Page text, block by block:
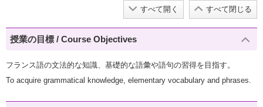
すべて開く すべて閉じる
授業の目標 / Course Objectives
フランス語の文法的な知識、基礎的な語彙や語句の習得を目指す。
To acquire grammatical knowledge, elementary vocabulary and phrases.